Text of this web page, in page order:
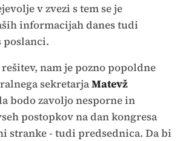
v zvezi s tem se je
informacijah danes tudi
poslanci.
nam je pozno popoldne
sekretarjaMatevž
bodo zavoljo nesporne in
postopkov na dan kongresa
stranke - tudi predsednica. Da bi